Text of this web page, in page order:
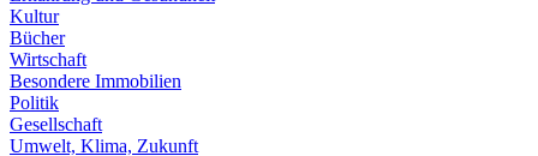
Kultur
Bücher
Wirtschaft
Besondere Immobilien
Politik
Gesellschaft
Umwelt, Klima, Zukunft